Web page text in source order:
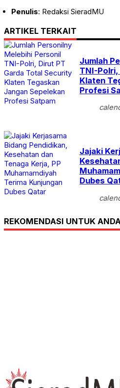
Penulis: Redaksi SieradMU
ARTIKEL TERKAIT
Jumlah
TNI-
Klaten
Profesi
Jajaki
Dubes
REKOMENDASI UNTUK